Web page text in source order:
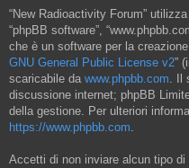
“New Radioactivity Forum”
“phpBB software”,
che è un software per la
GNU General Public License v2”
scaricabile da www.phpbb.com. Il
discussione internet; phpBB
della gestione. Per ulteriori
https://www.phpbb.com.
Accetti di non inviare alcun tipo